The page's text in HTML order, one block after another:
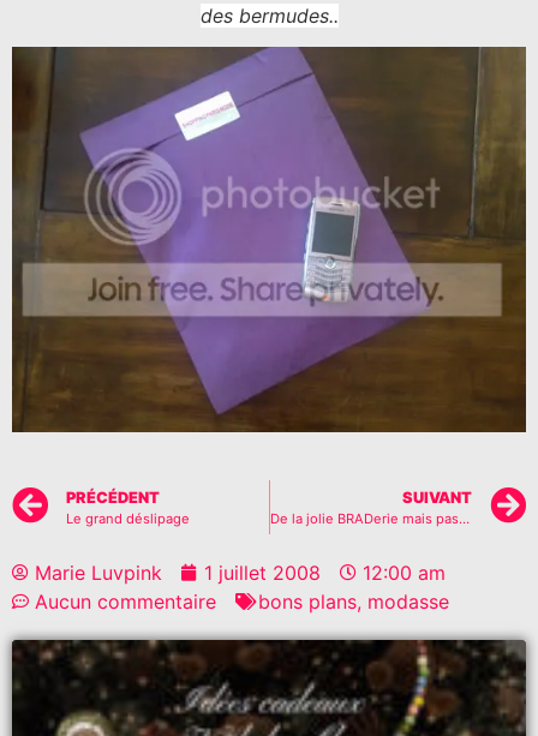
des bermudes..
PRÉCÉDENT
Le grand déslipage
SUIVANT
De la jolie BRADerie mais pas Pitt
Marie Luvpink 1 juillet 2008
12:00 am
Aucun commentaire
bons plans, modasse